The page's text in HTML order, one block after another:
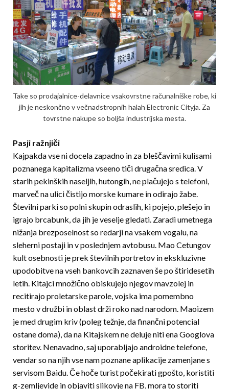
Take so prodajalnice-delavnice vsakovrstne računalniške robe, ki
jih je neskončno v večnadstropnih halah Electronic Cityja. Za
tovrstne nakupe so boljša industrijska mesta.
Pasji ražnjiči
Kajpakda vse ni docela zapadno in za bleščavimi kulisami
poznanega kapitalizma vseeno tiči drugačna sredica. V
starih pekinških naseljih, hutongih, ne plačujejo s telefoni,
marveč na ulici čistijo morske kumare in odirajo žabe.
Številni parki so polni skupin odraslih, ki pojejo, plešejo in
igrajo brcabunk, da jih je veselje gledati. Zaradi umetnega
nižanja brezposelnost so redarji na vsakem vogalu, na
sleherni postaji in v poslednjem avtobusu. Mao Cetungov
kult osebnosti je prek številnih portretov in ekskluzivne
upodobitve na vseh bankovcih zaznaven še po štiridesetih
letih. Kitajci množično obiskujejo njegov mavzolej in
recitirajo proletarske parole, vojska ima pomembno
mesto v družbi in oblast drži roko nad narodom. Maoizem
je med drugim kriv (poleg težnje, da finančni potencial
ostane doma), da na Kitajskem ne deluje niti ena Googlova
storitev. Nenavadno, saj uporabljajo androidne telefone,
vendar so na njih vse nam poznane aplikacije zamenjane s
servisom Baidu. Če hoče turist počekirati gpošto, koristiti
g-zemljevide in objaviti slikovje na FB, mora to storiti